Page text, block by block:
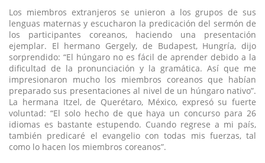
Los miembros extranjeros se unieron a los grupos de sus
lenguas maternas y escucharon la predicación del sermón de
los participantes coreanos, haciendo una presentación
ejemplar. El hermano Gergely, de Budapest, Hungría, dijo
sorprendido: “El húngaro no es fácil de aprender debido a la
dificultad de la pronunciación y la gramática. Así que me
impresionaron mucho los miembros coreanos que habían
preparado sus presentaciones al nivel de un húngaro nativo”.
La hermana Itzel, de Querétaro, México, expresó su fuerte
voluntad: “El solo hecho de que haya un concurso para 26
idiomas es bastante estupendo. Cuando regrese a mi país,
también predicaré el evangelio con todas mis fuerzas, tal
como lo hacen los miembros coreanos”.